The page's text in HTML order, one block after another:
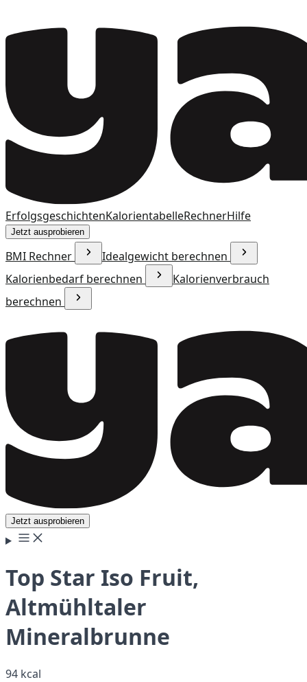
ErfolgsgeschichtenKalorientabelleRechnerHilfe
Jetzt ausprobieren
BMI Rechner
Idealgewicht berechnen
Kalorienbedarf berechnen
Kalorienverbrauch
berechnen
Jetzt ausprobieren
Top Star Iso Fruit,
Altmühltaler
Mineralbrunne
94 kcal